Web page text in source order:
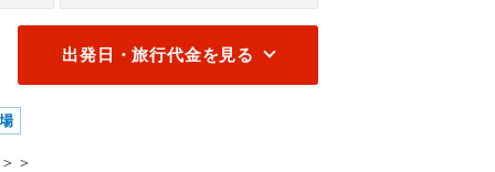
出発日・旅行代金を見る
＞